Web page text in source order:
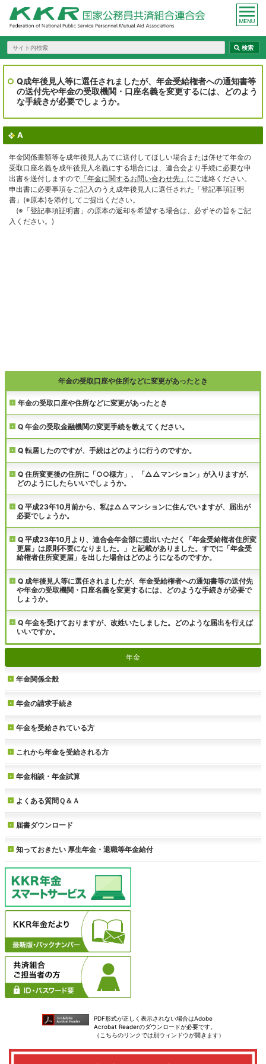
年金の受取口座や住所などに変更があったとき
年金の受取口座や住所などに変更があったとき
Q 年金の受取金融機関の変更手続を教えてください。
Q 転居したのですが、手続はどのように行うのですか。
Q 住所変更後の住所に「○○様方」、「△△マンション」が入りますが、
どのようにしたらいいでしょうか。
Q 平成23年10月前から、私は△△マンションに住んでいますが、届出が
必要でしょうか。
Q 平成23年10月より、連合会年金部に提出いただく「年金受給権者住所変
更届」は原則不要になりました。」と記載がありました。すでに「年金受
給権者住所変更届」を出した場合はどのようになるのですか。
Q 成年後見人等に選任されましたが、年金受給権者への通知書等の送付先
や年金の受取機関・口座名義を変更するには、どのような手続きが必要で
しょうか。
Q 年金を受けておりますが、改姓いたしました。どのような届出を行えば
いいですか。
年金
年金関係全般
年金の請求手続き
年金を受給されている方
これから年金を受給される方
年金相談・年金試算
よくある質問Ｑ＆Ａ
届書ダウンロード
知っておきたい 厚生年金・退職等年金給付
Q成年後見人等に選任されましたが、年金受給権者への通知書等
の送付先や年金の受取機関・口座名義を変更するには、どのよう
な手続きが必要でしょうか。
A
年金関係書類等を成年後見人あてに送付してほしい場合または併せて年金の
受取口座名義を成年後見人名義にする場合には、連合会より手続に必要な申
出書を送付しますので 「年金に関するお問い合わせ先」 にご連絡ください。
申出書に必要事項をご記入のうえ成年後見人に選任された「登記事項証明
書」(※原本)を添付してご提出ください。
(※「登記事項証明書」の原本の返却を希望する場合は、必ずその旨をご記
入ください。)
PDF形式が正しく表示されない場合はAdobe
Acrobat Readerのダウンロードが必要です。
（こちらのリンクでは別ウィンドウが開きます）